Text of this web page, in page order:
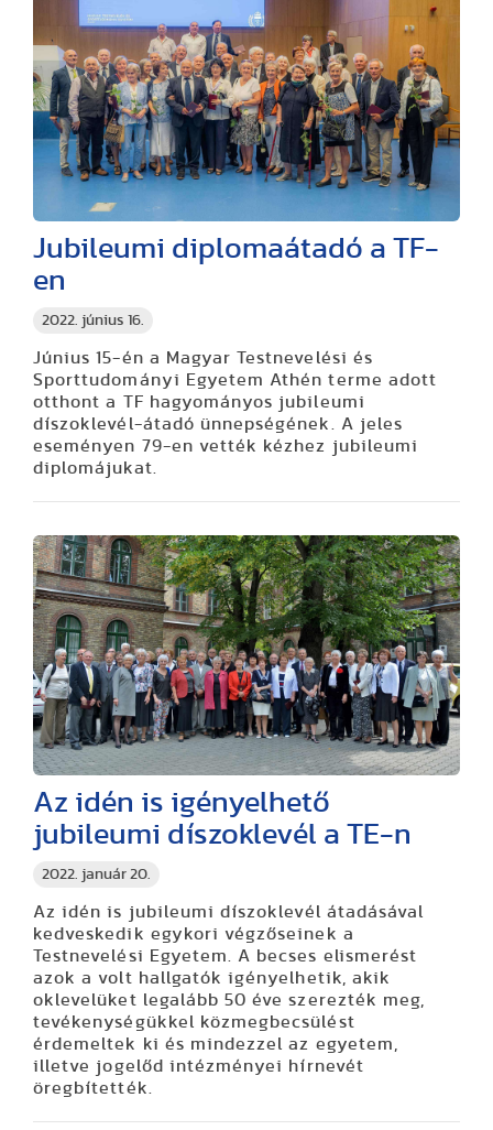
2022. június 16.
Jubileumi diplomaátadó a TF-
en
Június 15-én a Magyar Testnevelési és
Sporttudományi Egyetem Athén terme adott
otthont a TF hagyományos jubileumi
díszoklevél-átadó ünnepségének. A jeles
eseményen 79-en vették kézhez jubileumi
diplomájukat.
2022. január 20.
Az idén is igényelhető
jubileumi díszoklevél a TE-n
Az idén is jubileumi díszoklevél átadásával
kedveskedik egykori végzőseinek a
Testnevelési Egyetem. A becses elismerést
azok a volt hallgatók igényelhetik, akik
oklevelüket legalább 50 éve szerezték meg,
tevékenységükkel közmegbecsülést
érdemeltek ki és mindezzel az egyetem,
illetve jogelőd intézményei hírnevét
öregbítették.